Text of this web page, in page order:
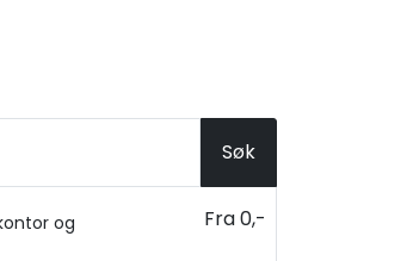
Søk
og
Fra 0,-